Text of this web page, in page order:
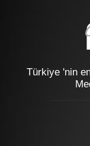
Türkiye 'nin